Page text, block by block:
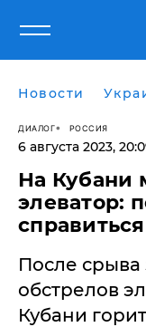
Новости
ДИАЛОГ РОССИЯ
6 августа 2023,
На Кубани
элеватор:
После срыва
обстрелов
Кубани